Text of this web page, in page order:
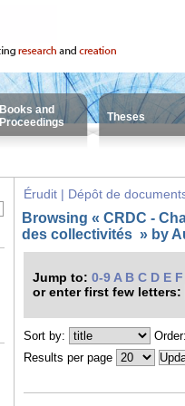
Books and
Proceedings
Theses
Érudit | Dépôt de
Browsing « CRDC -
des collectivités » by
Jump to: 0-9 A B C D E F
or enter first few letters:
Sort by:
Order:
Results per page